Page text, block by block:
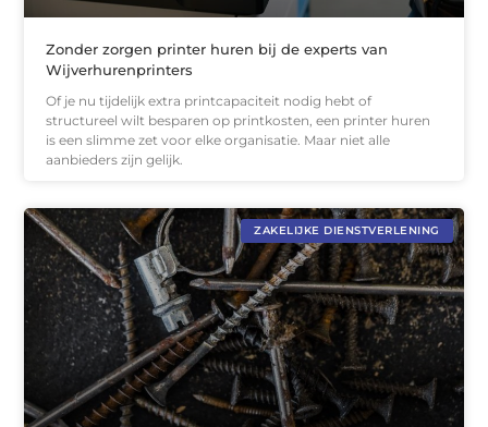
Zonder zorgen printer huren bij de experts van
Wijverhurenprinters
Of je nu tijdelijk extra printcapaciteit nodig hebt of
structureel wilt besparen op printkosten, een printer huren
is een slimme zet voor elke organisatie. Maar niet alle
aanbieders zijn gelijk.
ZAKELIJKE DIENSTVERLENING